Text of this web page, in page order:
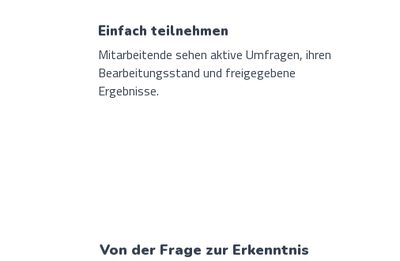
Einfach teilnehmen
Mitarbeitende sehen aktive Umfragen, ihren
Bearbeitungsstand und freigegebene
Ergebnisse.
Von der Frage zur Erkenntnis